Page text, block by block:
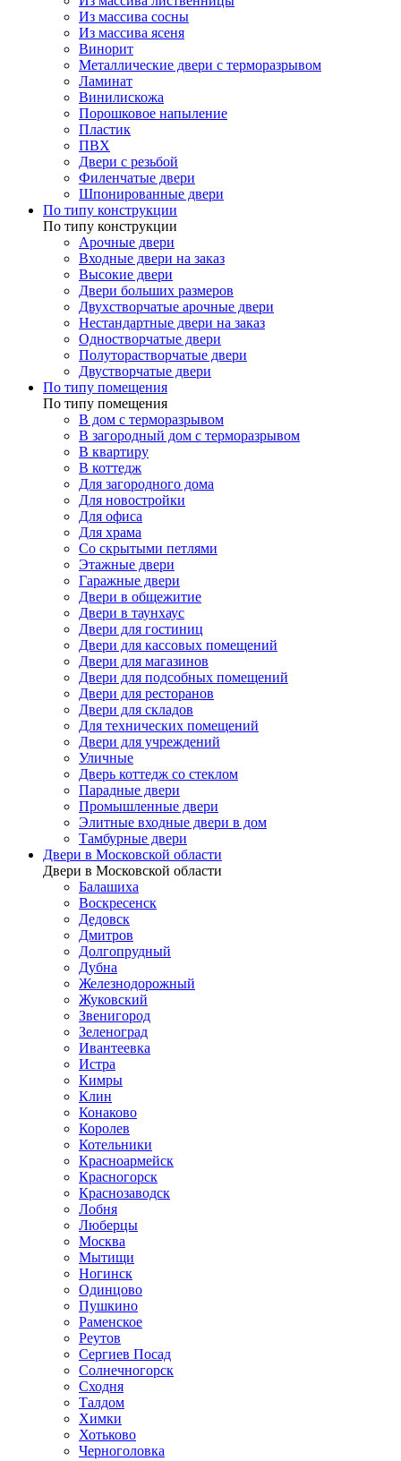
Из массива сосны
Из массива ясеня
Винорит
Металлические двери с терморазрывом
Ламинат
Винилискожа
Порошковое напыление
Пластик
ПВХ
Двери с резьбой
Филенчатые двери
Шпонированные двери
По типу конструкции
По типу конструкции
Арочные двери
Входные двери на заказ
Высокие двери
Двери больших размеров
Двухстворчатые арочные двери
Нестандартные двери на заказ
Одностворчатые двери
Полуторастворчатые двери
Двустворчатые двери
По типу помещения
По типу помещения
В дом с терморазрывом
В загородный дом с терморазрывом
В квартиру
В коттедж
Для загородного дома
Для новостройки
Для офиса
Для храма
Со скрытыми петлями
Этажные двери
Гаражные двери
Двери в общежитие
Двери в таунхаус
Двери для гостиниц
Двери для кассовых помещений
Двери для магазинов
Двери для подсобных помещений
Двери для ресторанов
Двери для складов
Для технических помещений
Двери для учреждений
Уличные
Дверь коттедж со стеклом
Парадные двери
Промышленные двери
Элитные входные двери в дом
Тамбурные двери
Двери в Московской области
Двери в Московской области
Балашиха
Воскресенск
Дедовск
Дмитров
Долгопрудный
Дубна
Железнодорожный
Жуковский
Звенигород
Зеленоград
Ивантеевка
Истра
Кимры
Клин
Конаково
Королев
Котельники
Красноармейск
Красногорск
Краснозаводск
Лобня
Люберцы
Москва
Мытищи
Ногинск
Одинцово
Пушкино
Раменское
Реутов
Сергиев Посад
Солнечногорск
Сходня
Талдом
Химки
Хотьково
Черноголовка